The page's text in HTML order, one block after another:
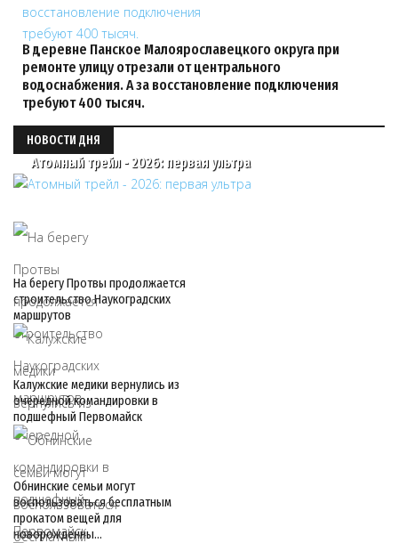
В деревне Панское Малоярославецкого округа при
ремонте улицу отрезали от центрального
водоснабжения. А за восстановление подключения
требуют 400 тысяч.
НОВОСТИ ДНЯ
Атомный трейл - 2026: первая ультра
На берегу Протвы продолжается
строительство Наукоградских
маршрутов
Калужские медики вернулись из
очередной командировки в
подшефный Первомайск
Обнинские семьи могут
воспользоваться бесплатным
прокатом вещей для
новорожденны…